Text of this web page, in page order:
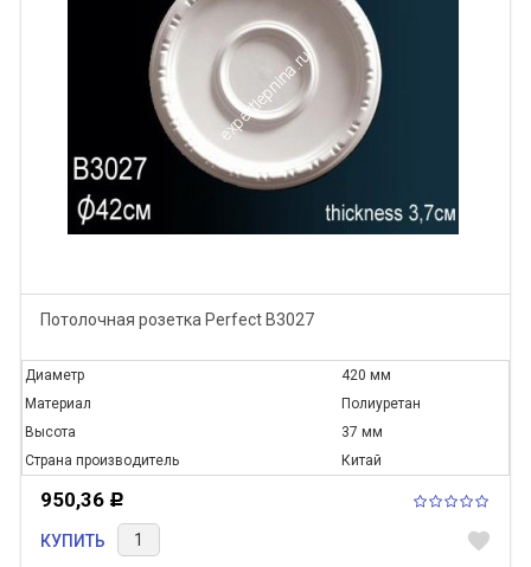
Потолочная розетка Perfect B3027
Диаметр
420 мм
Материал
Полиуретан
Высота
37 мм
Страна производитель
Китай
950,36 Р
КУПИТЬ favorite